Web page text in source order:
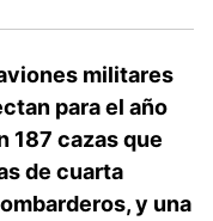
militares
para el año
187 cazas que
de cuarta
y una